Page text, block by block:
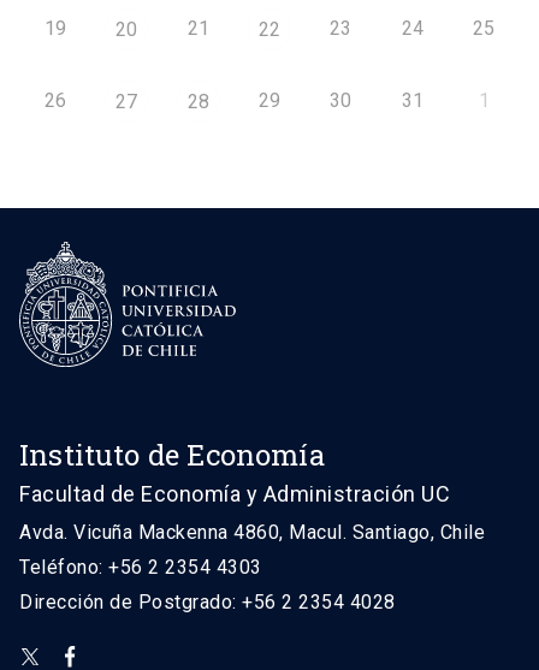
19 20 21 22 23 24 25
26 27 28 29 30 31 1
Instituto de Economía
Facultad de Economía y Administración UC
Avda. Vicuña Mackenna 4860, Macul. Santiago, Chile
Teléfono: +56 2 2354 4303
Dirección de Postgrado: +56 2 2354 4028